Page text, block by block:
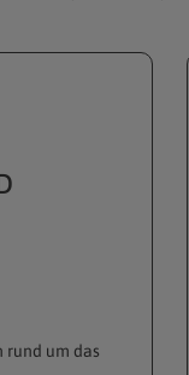
rund um das